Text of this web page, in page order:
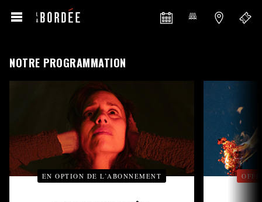
NOTRE PROGRAMMATION
EN OPTION DE L’ABONNEMENT